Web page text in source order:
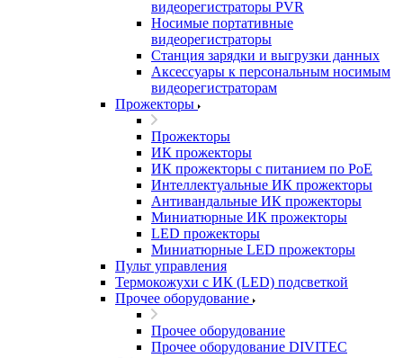
видеорегистраторы PVR
Носимые портативные
видеорегистраторы
Станция зарядки и выгрузки данных
Аксессуары к персональным носимым
видеорегистраторам
Прожекторы
Прожекторы
ИК прожекторы
ИК прожекторы с питанием по PoE
Интеллектуальные ИК прожекторы
Антивандальные ИК прожекторы
Миниатюрные ИК прожекторы
LED прожекторы
Миниатюрные LED прожекторы
Пульт управления
Термокожухи с ИК (LED) подсветкой
Прочее оборудование
Прочее оборудование
Прочее оборудование DIVITEC